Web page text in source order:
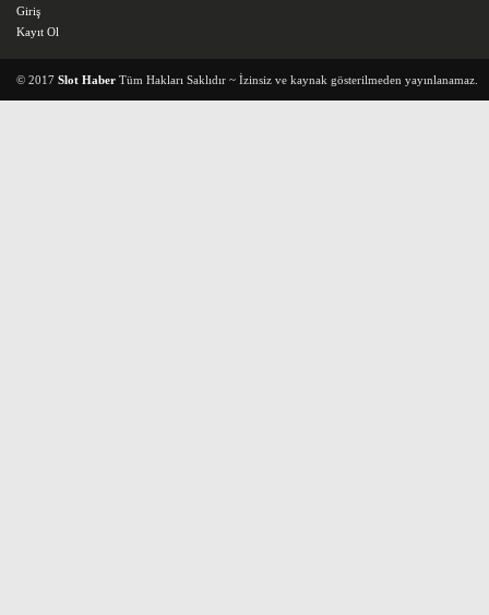
Giriş
Kayıt Ol
© 2017 Slot Haber Tüm Hakları Saklıdır ~ İzinsiz ve kaynak gösterilmeden yayınlanamaz.